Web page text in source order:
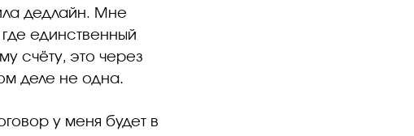
дедлайн. Мне
единственный
счёту, это через
деле не одна.
у меня будет в